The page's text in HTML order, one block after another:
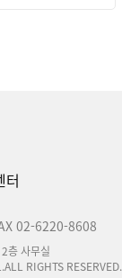
터
02-6220-8608
층 사무실
RIGHTS RESERVED.